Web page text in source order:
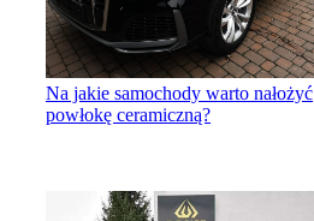
Na jakie samochody warto nałożyć
powłokę ceramiczną?